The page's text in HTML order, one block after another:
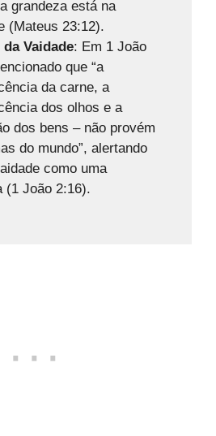
grandeza está na
(Mateus 23:12).
Vaidade: Em 1 João
que “a
da carne, a
dos olhos e a
dos bens – não provém
do mundo”, alertando
como uma
(1 João 2:16).